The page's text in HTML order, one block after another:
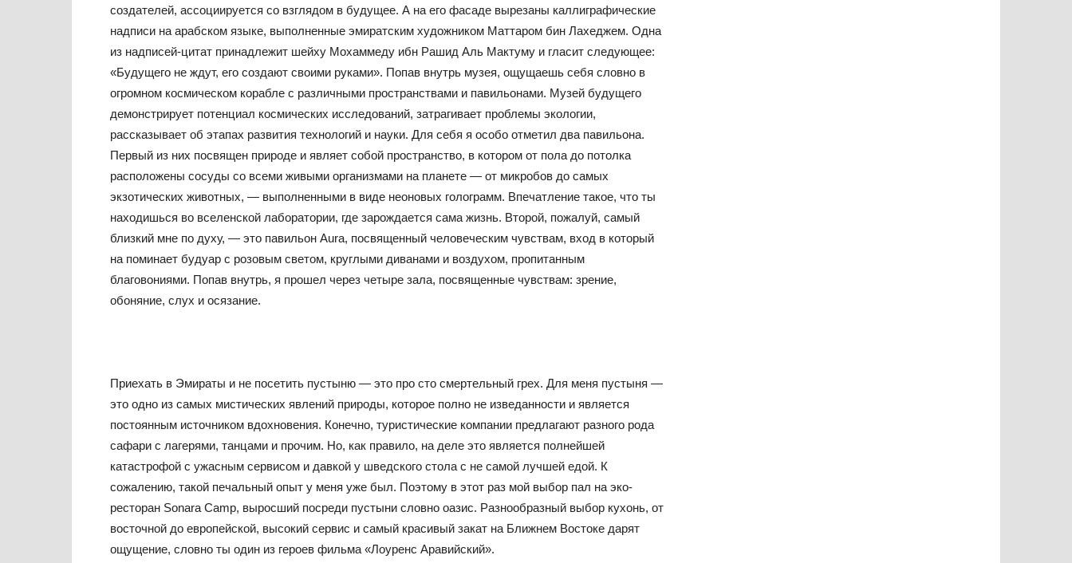
создателей, ассоциируется со взглядом в будущее. А на его фасаде вырезаны каллиграфические
надписи на арабском языке, выполненные эмиратским художником Маттаром бин Лахеджем. Одна
из надписей-цитат принадлежит шейху Мохаммеду ибн Рашид Аль Мактуму и гласит следующее:
«Будущего не ждут, его создают своими руками». Попав внутрь музея, ощущаешь себя словно в
огромном космическом корабле с различными пространствами и павильонами. Музей будущего
демонстрирует потенциал космических исследований, затрагивает проблемы экологии,
рассказывает об этапах развития технологий и науки. Для себя я особо отметил два павильона.
Первый из них посвящен природе и являет собой пространство, в котором от пола до потолка
расположены сосуды со всеми живыми организмами на планете — от микробов до самых
экзотических животных, — выполненными в виде неоновых голограмм. Впечатление такое, что ты
находишься во вселенской лаборатории, где зарождается сама жизнь. Второй, пожалуй, самый
близкий мне по духу, — это павильон Aura, посвященный человеческим чувствам, вход в который
на поминает будуар с розовым светом, круглыми диванами и воздухом, пропитанным
благовониями. Попав внутрь, я прошел через четыре зала, посвященные чувствам: зрение,
обоняние, слух и осязание.
Приехать в Эмираты и не посетить пустыню — это про сто смертельный грех. Для меня пустыня —
это одно из самых мистических явлений природы, которое полно не изведанности и является
постоянным источником вдохновения. Конечно, туристические компании предлагают разного рода
сафари с лагерями, танцами и прочим. Но, как правило, на деле это является полнейшей
катастрофой с ужасным сервисом и давкой у шведского стола с не самой лучшей едой. К
сожалению, такой печальный опыт у меня уже был. Поэтому в этот раз мой выбор пал на эко-
ресторан Sonara Camp, выросший посреди пустыни словно оазис. Разнообразный выбор кухонь, от
восточной до европейской, высокий сервис и самый красивый закат на Ближнем Востоке дарят
ощущение, словно ты один из героев фильма «Лоуренс Аравийский».